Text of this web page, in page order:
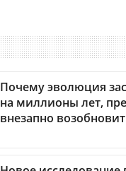
Почему эволюция
на миллионы лет,
внезапно